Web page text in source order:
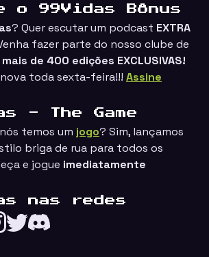
o 99Vidas Bônus
? Quer escutar um podcast EXTRA
fazer parte do nosso clube de
de 400 edições EXCLUSIVAS!
toda sexta-feira!!! Assine
- The Game
temos um jogo? Sim, lançamos
briga de rua para todos os
e jogue imediatamente
nas redes